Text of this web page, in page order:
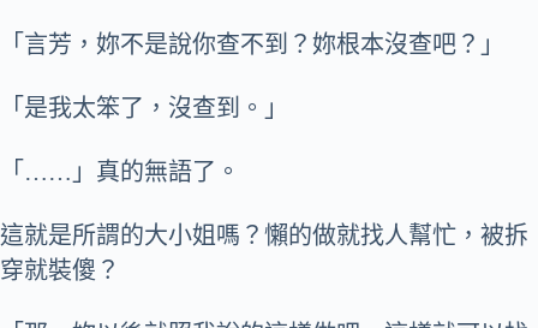
「言芳，妳不是說你查不到？妳根本沒查吧？」
「是我太笨了，沒查到。」
「……」真的無語了。
這就是所謂的大小姐嗎？懶的做就找人幫忙，被拆
穿就裝傻？